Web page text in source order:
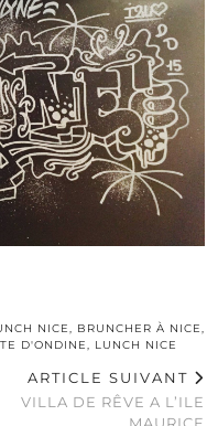
NICE BRUNCHER À NICE
D'ONDINE LUNCH NICE
ARTICLE SUIVANT
VILLA DE RÊVE A L’ILE
MAURICE